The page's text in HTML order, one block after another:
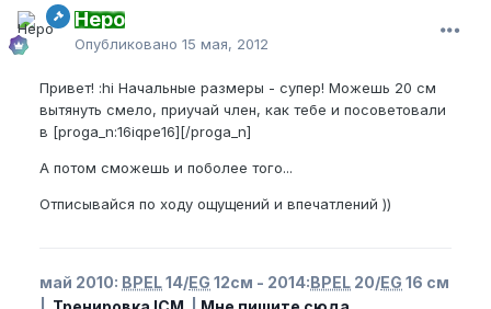
Неро
Опубликовано 15 мая, 2012
Привет! :hi Начальные размеры - супер! Можешь 20 см
вытянуть смело, приучай член, как тебе и посоветовали
в [proga_n:16iqpe16][/proga_n]
А потом сможешь и поболее того...
Отписывайся по ходу ощущений и впечатлений ))
май 2010: BPEL14/EG 12см - 2014:BPEL 20/EG 16 см